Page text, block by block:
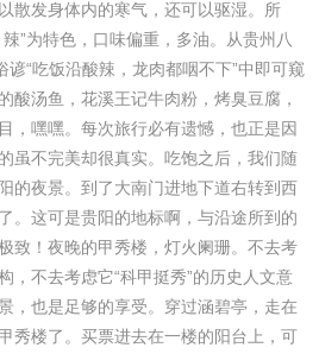
散发身体内的寒气，还可以驱湿。所
”为特色，口味偏重，多油。从贵州八
谚“吃饭沿酸辣，龙肉都咽不下”中即可窥
酸汤鱼，花溪王记牛肉粉，烤臭豆腐，
，嘿嘿。每次旅行必有遗憾，也正是因
虽不完美却很真实。吃饱之后，我们随
的夜景。到了大南门进地下道右转到西
。这可是贵阳的地标啊，与沿途所到的
致！夜晚的甲秀楼，灯火阑珊。不去考
，不去考虑它“科甲挺秀”的历史人文意
，也是足够的享受。穿过涵碧亭，走在
秀楼了。买票进去在一楼的阳台上，可